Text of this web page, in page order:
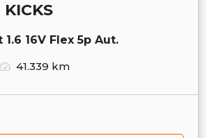
KICKS
1.6 16V Flex 5p Aut.
41.339 km